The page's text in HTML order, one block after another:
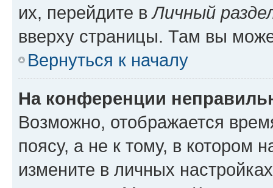
их, перейдите вЛичный
вверху страницы. Там вы
Вернуться к началу
На конференции
Возможно, отображается
поясу, а не к тому, в котором
измените в личных